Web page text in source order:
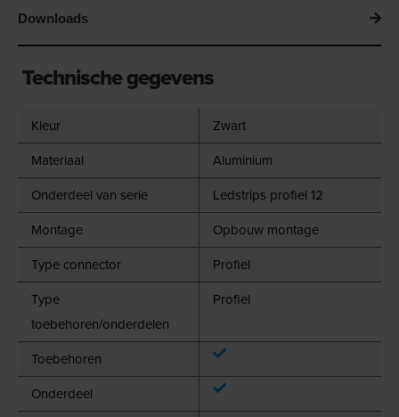
Downloads
Technische gegevens
Kleur
Zwart
Materiaal
Aluminium
Onderdeel van serie
Ledstrips profiel 12
Montage
Opbouw montage
Type connector
Profiel
Type
toebehoren/onderdelen
Profiel
Toebehoren
Onderdeel